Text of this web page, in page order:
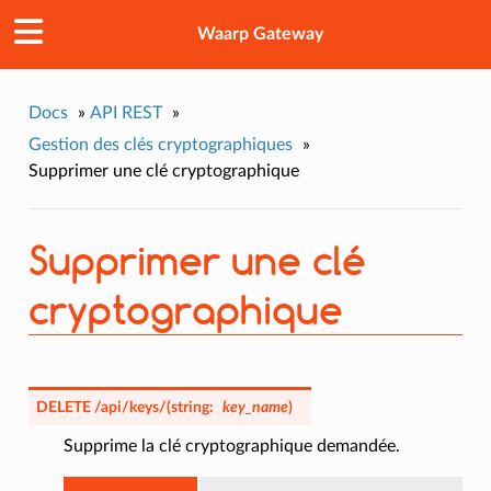
Waarp Gateway
Docs » API REST
»
Gestion des clés cryptographiques
»
Supprimer une clé cryptographique
Supprimer une clé
cryptographique
DELETE /api/keys/(string: key_name)
Supprime la clé cryptographique demandée.